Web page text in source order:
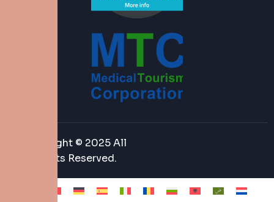
Copyright © 2025 All
Rights Reserved.